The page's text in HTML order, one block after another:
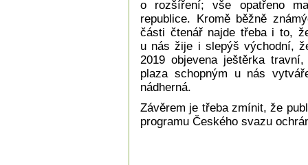
o rozšíření; vše opatřeno
republice. Kromě běžně
části čtenář najde třeba i to,
u nás žije i slepýš východní,
2019 objevena ještěrka
plaza schopným u nás
nádherná.
Závěrem je třeba zmínit, že
programu Českého svazu